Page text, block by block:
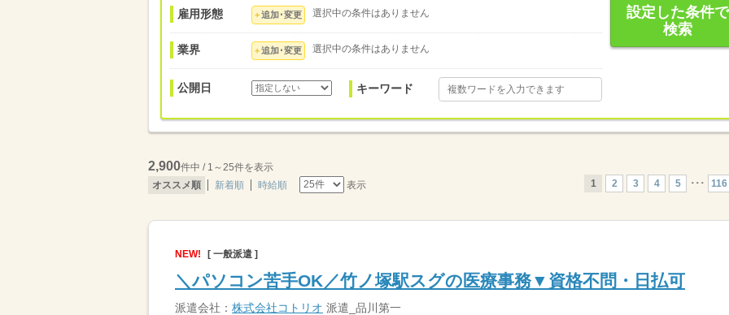
雇用形態 追加･変更 選択中の条件はありません
業界 追加･変更 選択中の条件はありません
公開日 キーワード
設定した条件で
検索
2,900件中 / 1～25件を表示
オススメ順
新着順 時給順 表示 1 2 3 4 5 ･･･ 116
NEW! [ 一般派遣 ]
＼パソコン苦手OK／竹ノ塚駅スグの医療事務▼資格不問・日払可
派遣会社： 株式会社コトリオ 派遣_品川第一